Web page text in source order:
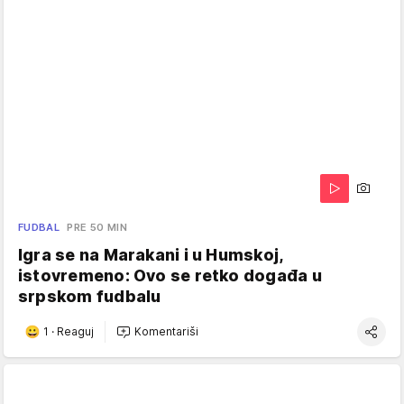
FUDBAL PRE 50 MIN
Igra se na Marakani i u Humskoj,
istovremeno: Ovo se retko događa u
srpskom fudbalu
1 · Reaguj Komentariši